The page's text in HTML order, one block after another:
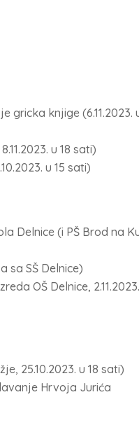
knjige (6.11.2023.
u 18 sati)
u 15 sati)
Delnice (i PŠ Brod na
sa SŠ Delnice)
OŠ Delnice,
25.10.2023. u 18 sati)
Hrvoja Jurića